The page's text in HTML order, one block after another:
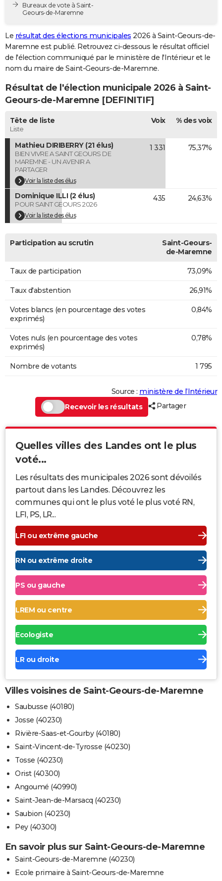
Destinations
City break
Voyage nature
Voyage de noces
Forum
PHOTO
GUIDES D'ACHAT
CARTE DE VOEUX
Carte de Noël
Carte Bonne année
Carte Saint-Valentin
Carte Pâques
Carte d'anniversaire
DICTIONNAIRE
COPAINS D'AVANT
S'inscrire
Se connecter
Lycées
Collèges
Primaires
Universités
Entreprises
Service militaire
Avis de recherche
AVIS DE DÉCÈS
FORUM
Bricolage
Lifestyle
Culture
Sport
Auto
Television
Voyage
Cinema
Bureaux de vote à Saint-
Geours-de-Maremne
Le résultat des élections municipales 2026 à Saint-Geours-de-
Maremne est publié. Retrouvez ci-dessous le résultat officiel
de l'élection communiqué par le ministère de l'Intérieur et le
nom du maire de Saint-Geours-de-Maremne.
Résultat de l'élection municipale 2026 à Saint-
Geours-de-Maremne [DEFINITIF]
Tête de liste
Liste
Voix % des voix
Mathieu DIRIBERRY (21 élus)
BIEN VIVRE A SAINT GEOURS DE
MAREMNE - UN AVENIR A
PARTAGER
Voir la liste des élus
1 331 75,37%
Dominique ILLI (2 élus)
POUR SAINT GEOURS 2026
Voir la liste des élus
435 24,63%
Participation au scrutin
Saint-Geours-
de-Maremne
Taux de participation 73,09%
Taux d'abstention 26,91%
Votes blancs (en pourcentage des votes
exprimés)
0,84%
Votes nuls (en pourcentage des votes
exprimés)
0,78%
Nombre de votants 1 795
Source : ministère de l’Intérieur
Recevoir les résultats
Partager
Quelles villes des Landes ont le plus
voté...
Les résultats des municipales 2026 sont dévoilés
partout dans les Landes. Découvrez les
communes qui ont le plus voté le plus voté RN,
LFI, PS, LR...
LFI ou extrême gauche
RN ou extrême droite
PS ou gauche
LREM ou centre
Ecologiste
LR ou droite
Villes voisines de Saint-Geours-de-Maremne
Saubusse (40180)
Josse (40230)
Rivière-Saas-et-Gourby (40180)
Saint-Vincent-de-Tyrosse (40230)
Tosse (40230)
Orist (40300)
Angoumé (40990)
Saint-Jean-de-Marsacq (40230)
Saubion (40230)
Pey (40300)
En savoir plus sur Saint-Geours-de-Maremne
Saint-Geours-de-Maremne (40230)
Ecole primaire à Saint-Geours-de-Maremne